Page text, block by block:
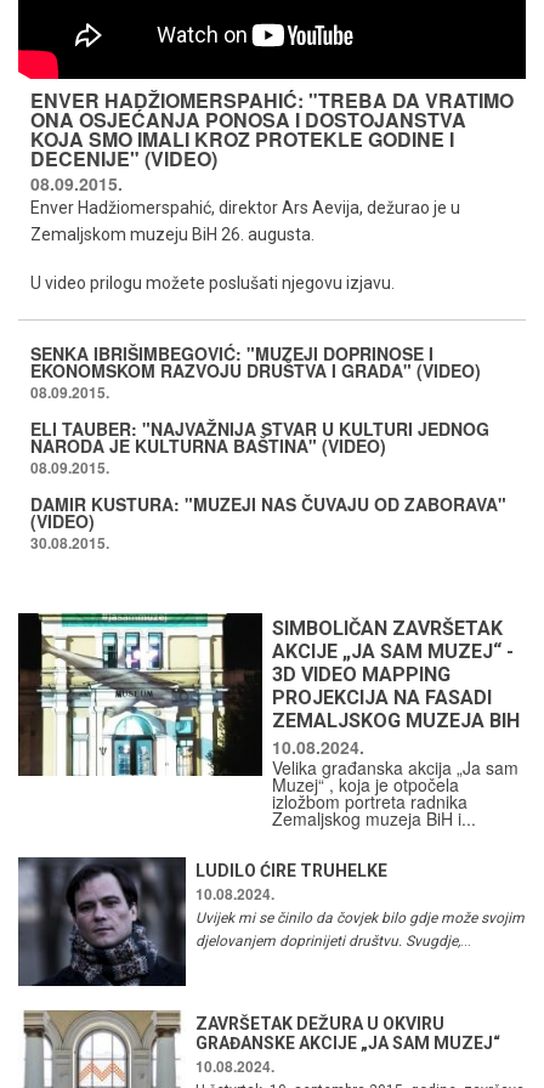
ENVER HADŽIOMERSPAHIĆ: "TREBA DA VRATIMO
ONA OSJEĆANJA PONOSA I DOSTOJANSTVA
KOJA SMO IMALI KROZ PROTEKLE GODINE I
DECENIJE" (VIDEO)
08.09.2015.
Enver Hadžiomerspahić, direktor Ars Aevija, dežurao je u
Zemaljskom muzeju BiH 26. augusta.
U video prilogu možete poslušati njegovu izjavu.
SENKA IBRIŠIMBEGOVIĆ: "MUZEJI DOPRINOSE I
EKONOMSKOM RAZVOJU DRUŠTVA I GRADA" (VIDEO)
08.09.2015.
ELI TAUBER: "NAJVAŽNIJA STVAR U KULTURI JEDNOG
NARODA JE KULTURNA BAŠTINA" (VIDEO)
08.09.2015.
DAMIR KUSTURA: "MUZEJI NAS ČUVAJU OD ZABORAVA"
(VIDEO)
30.08.2015.
SIMBOLIČAN ZAVRŠETAK
AKCIJE „JA SAM MUZEJ“ -
3D VIDEO MAPPING
PROJEKCIJA NA FASADI
ZEMALJSKOG MUZEJA BIH
10.08.2024.
Velika građanska akcija „Ja sam
Muzej“ , koja je otpočela
izložbom portreta radnika
Zemaljskog muzeja BiH i...
LUDILO ĆIRE TRUHELKE
10.08.2024.
Uvijek mi se činilo da čovjek bilo gdje može svojim
djelovanjem doprinijeti društvu. Svugdje,...
ZAVRŠETAK DEŽURA U OKVIRU
GRAĐANSKE AKCIJE „JA SAM MUZEJ“
10.08.2024.